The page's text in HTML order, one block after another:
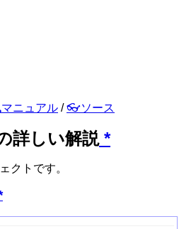
マニュアル /👓ソース
詳しい解説*
クトです。